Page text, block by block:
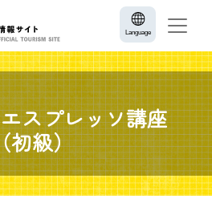
Language
スプレッソ講座
初級）